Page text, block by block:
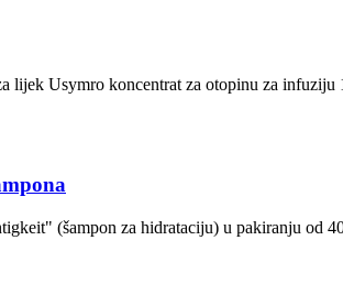
lijek Usymro koncentrat za otopinu za
(šampon za hidrataciju) u pakiranju od